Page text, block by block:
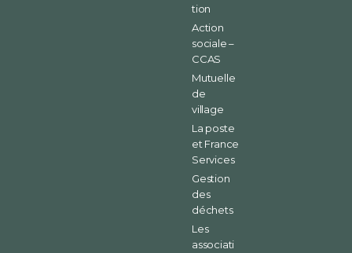
tion
Action
sociale –
CCAS
Mutuelle
de
village
La poste
et France
Services
Gestion
des
déchets
Les
associati